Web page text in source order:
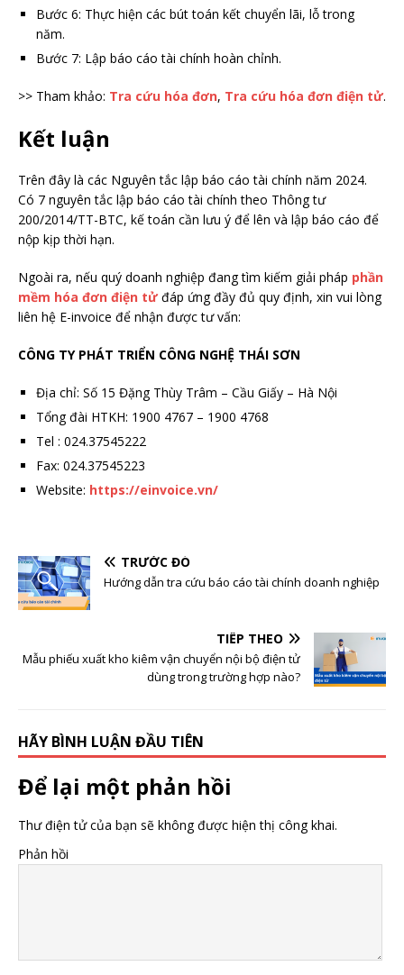
Bước 6: Thực hiện các bút toán kết chuyển lãi, lỗ trong
năm.
Bước 7: Lập báo cáo tài chính hoàn chỉnh.
>> Tham khảo: Tra cứu hóa đơn, Tra cứu hóa đơn điện tử.
Kết luận
Trên đây là các Nguyên tắc lập báo cáo tài chính năm 2024.
Có 7 nguyên tắc lập báo cáo tài chính theo Thông tư
200/2014/TT-BTC, kế toán cần lưu ý để lên và lập báo cáo để
nộp kịp thời hạn.
Ngoài ra, nếu quý doanh nghiệp đang tìm kiếm giải pháp phần
mềm hóa đơn điện tửđáp ứng đầy đủ quy định, xin vui lòng
liên hệ E-invoice để nhận được tư vấn:
CÔNG TY PHÁT TRIỂN CÔNG NGHỆ THÁI SƠN
Địa chỉ: Số 15 Đặng Thùy Trâm – Cầu Giấy – Hà Nội
Tổng đài HTKH: 1900 4767 – 1900 4768
Tel : 024.37545222
Fax: 024.37545223
Website: https://einvoice.vn/
TRƯỚC ĐÓ
Hướng dẫn tra cứu báo cáo tài chính doanh nghiệp
TIẾP THEO
Mẫu phiếu xuất kho kiêm vận chuyển nội bộ điện tử
dùng trong trường hợp nào?
HÃY BÌNH LUẬN ĐẦU TIÊN
Để lại một phản hồi
Thư điện tử của bạn sẽ không được hiện thị công khai.
Phản hồi